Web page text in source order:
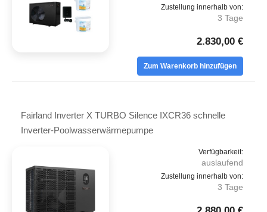
Zustellung innerhalb von:
3 Tage
2.830,00 €
Zum Warenkorb hinzufügen
Fairland Inverter X TURBO Silence IXCR36 schnelle
Inverter-Poolwasserwärmepumpe
Verfügbarkeit:
auslaufend
Zustellung innerhalb von:
3 Tage